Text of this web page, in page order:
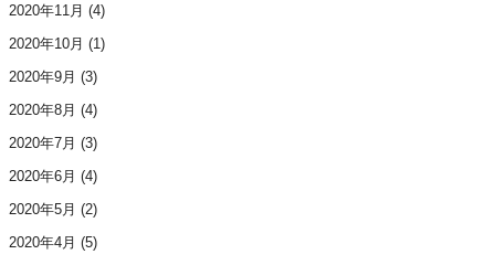
2020年11月 (4)
2020年10月 (1)
2020年9月 (3)
2020年8月 (4)
2020年7月 (3)
2020年6月 (4)
2020年5月 (2)
2020年4月 (5)